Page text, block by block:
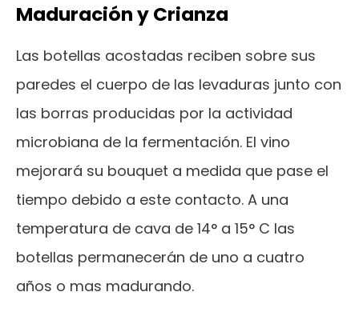
Maduración y Crianza
Las botellas acostadas reciben sobre sus
paredes el cuerpo de las levaduras junto con
las borras producidas por la actividad
microbiana de la fermentación. El vino
mejorará su bouquet a medida que pase el
tiempo debido a este contacto. A una
temperatura de cava de 14° a 15° C las
botellas permanecerán de uno a cuatro
años o mas madurando.